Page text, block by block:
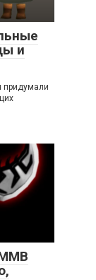
и
придумали
ММВ